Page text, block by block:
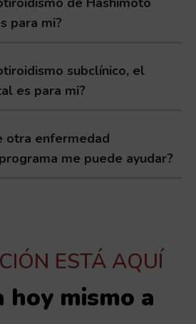
para mi?
subclínico, el
es para mi?
otra enfermedad
me puede ayudar?
ESTÁ AQUÍ
hoy mismo a